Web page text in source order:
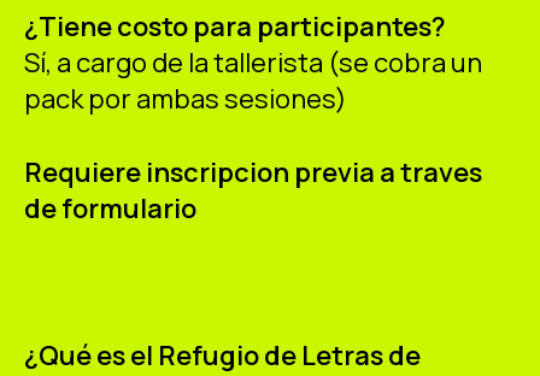
¿Tiene costo para participantes?
Sí, a cargo de la tallerista (se cobra un
pack por ambas sesiones)
Requiere inscripcion previa a traves
de formulario
¿Qué es el Refugio de Letras de